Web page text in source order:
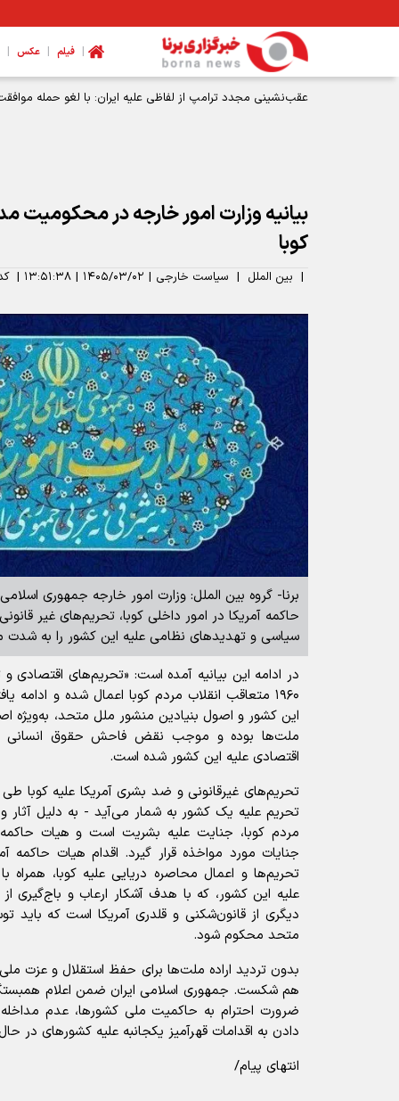
| فیلم | عکس |
عقب‌نشینی مجدد ترامپ از لفاظی علیه ایران: با لغو حمله
بیانیه وزارت امور خارجه در محکومیت
کوبا
| بین الملل | سیاست خارجی | ۱۴۰۵/۰۳/۰۲ | ۱۳:۵۱:۳۸ |
برنا- گروه بین الملل: وزارت امور خارجه جمهوری
حاکمه آمریکا در امور داخلی کوبا، تحریم‌های غیر
سیاسی و تهدیدهای نظامی علیه این کشور را به
در ادامه این بیانیه آمده است: «تحریم‌های اقتصادی و
۱۹۶۰ متعاقب انقلاب مردم کوبا اعمال شده و
این کشور و اصول بنیادین منشور ملل متحد،
ملت‌ها بوده و موجب نقض فاحش حقوق انسانی
اقتصادی علیه این کشور شده است.
تحریم علیه یک کشور به شمار می‌آید - به دلیل آثار
مردم کوبا، جنایت علیه بشریت است و هیات حاکمه
جنایات مورد مواخذه قرار گیرد. اقدام هیات حاکمه
تحریم‌ها و اعمال محاصره دریایی علیه کوبا، همراه
علیه این کشور، که با هدف آشکار ارعاب و باج‌گیری
دیگری از قانون‌شکنی و قلدری آمریکا است که
متحد محکوم شود.
بدون تردید اراده ملت‌ها برای حفظ استقلال و عزت
هم شکست. جمهوری اسلامی ایران ضمن اعلام
ضرورت احترام به حاکمیت ملی کشورها، عدم
دادن به اقدامات قهرآمیز یکجانبه علیه کشور‌های در
انتهای پیام/